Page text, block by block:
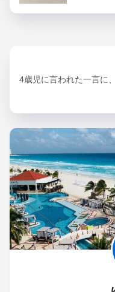
4歳児に言われた一言に